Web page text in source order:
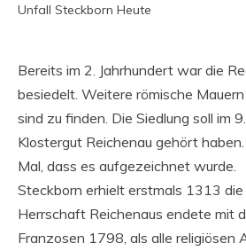
Unfall Steckborn Heute
Bereits im 2. Jahrhundert war die
besiedelt. Weitere römische
sind zu finden. Die Siedlung soll im
Klostergut Reichenau gehört
Mal, dass es aufgezeichnet wurde.
Steckborn erhielt erstmals 1313
Herrschaft Reichenaus endete mit
Franzosen 1798, als alle religiösen